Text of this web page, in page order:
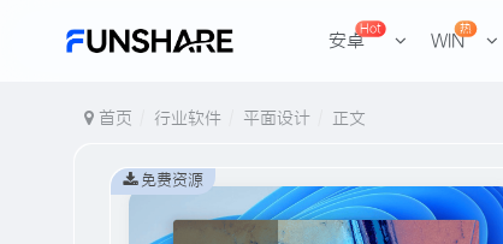
安卓
Hot
WIN
热
首页 行业软件 平面设计 正文
免费资源